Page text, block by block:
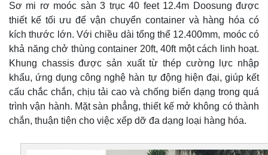
Sơ mi rơ moóc sàn 3 trục 40 feet 12.4m Doosung được
thiết kế tối ưu để vận chuyển container và hàng hóa có
kích thước lớn. Với chiều dài tổng thể 12.400mm, moóc có
khả năng chở thùng container 20ft, 40ft một cách linh hoạt.
Khung chassis được sản xuất từ thép cường lực nhập
khẩu, ứng dụng công nghệ hàn tự động hiện đại, giúp kết
cấu chắc chắn, chịu tải cao và chống biến dạng trong quá
trình vận hành. Mặt sàn phẳng, thiết kế mở không có thành
chắn, thuận tiện cho việc xếp dỡ đa dạng loại hàng hóa.